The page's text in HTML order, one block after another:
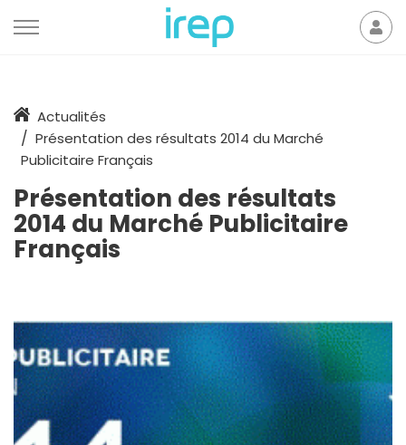
AccueilActualités
Présentation des résultats 2014 du Marché
Publicitaire Français
Présentation des résultats
2014 du Marché Publicitaire
Français